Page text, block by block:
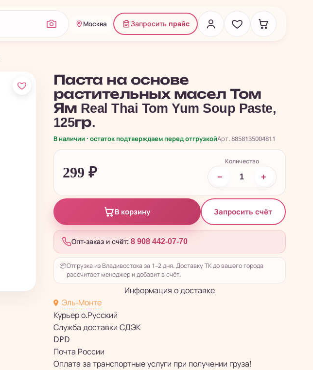
Москва Запросить прайс
Паста на основе
растительных масел Том
Ям Real Thai Tom Yum Soup Paste,
125гр.
В наличии · остаток подтверждаем перед отгрузкойАрт. 8858135004811
299 ₽
Количество
− +
В корзину Запросить счёт
Опт-заказ и счёт: 8 908 442-07-70
📦Отгрузка из Владивостока за 1–2 дня. Доставку ТК до вашего города
рассчитает менеджер и добавит в счёт.
Информация о доставке
Эль-Монте
Курьер о.Русский
Служба доставки СДЭК
DPD
Почта России
Оплата за транспортные услуги при получении груза!